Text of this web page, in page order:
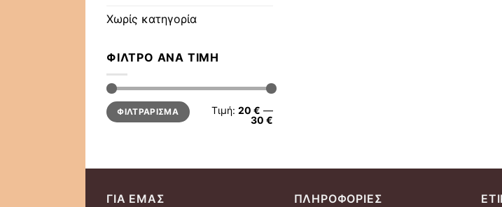
Χωρίς κατηγορία
ΦΊΛΤΡΟ ΑΝΆ ΤΙΜΉ
Ελάχιστη
τιμή
Μέγιστη
τιμήΦΙΛΤΡΆΡΙΣΜΑ Τιμή: 20 € —
30 €
ΓΙΑ ΕΜΆΣ ΠΛΗΡΟΦΟΡΊΕΣ